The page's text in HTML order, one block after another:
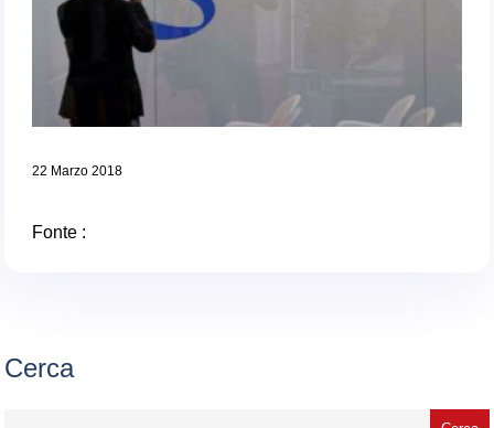
22 Marzo 2018
Fonte :
Cerca